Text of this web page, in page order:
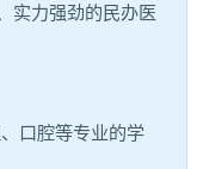
实力强劲的民办医
口腔等专业的学